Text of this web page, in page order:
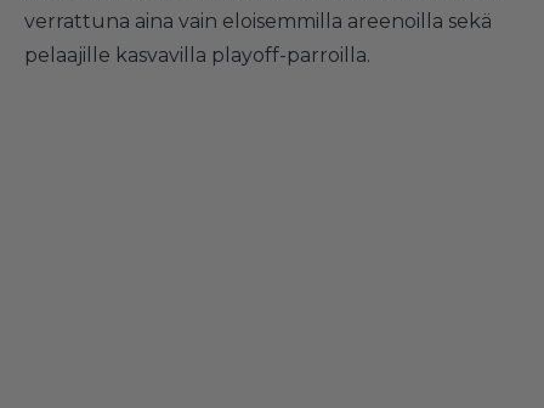
verrattuna aina vain eloisemmilla areenoilla sekä
pelaajille kasvavilla playoff-parroilla.